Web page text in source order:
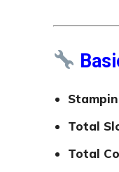
Total
Total